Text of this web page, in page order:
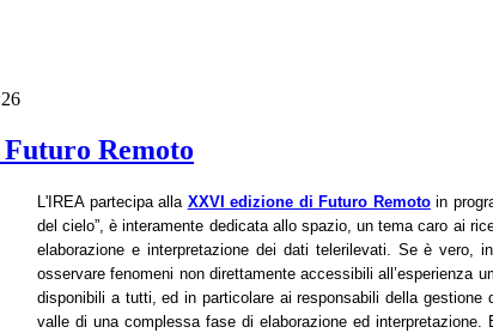
Remoto
L'IREA partecipa alla XXVI edizione di Futuro Remotoin
del cielo”, è interamente dedicata allo spazio, un tema caro ai
elaborazione e interpretazione dei dati telerilevati. Se è vero,
osservare fenomeni non direttamente accessibili all’esperienza
disponibili a tutti, ed in particolare ai responsabili della
valle di una complessa fase di elaborazione ed